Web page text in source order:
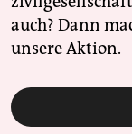
auch? Dann
unsere Aktion.